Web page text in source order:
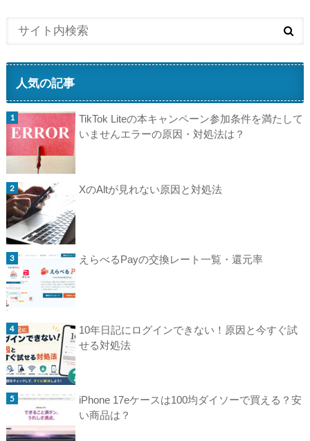
人気の記事
TikTok Liteの本キャンペーン参加条件を満たして
いませんエラーの原因・対処法は？
XのAltが見れない原因と対処法
えらべるPayの交換レート一覧・還元率
10年日記にログインできない！原因と今すぐ試
せる対処法
iPhone 17eケースは100均ダイソーで買える？安
い商品は？